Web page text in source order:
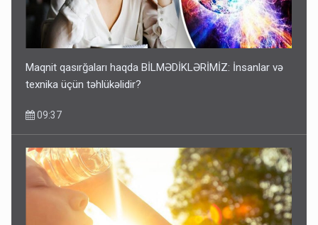
Maqnit qasırğaları haqda BİLMƏDİKLƏRİMİZ: İnsanlar və
texnika üçün təhlükəlidir?
09:37